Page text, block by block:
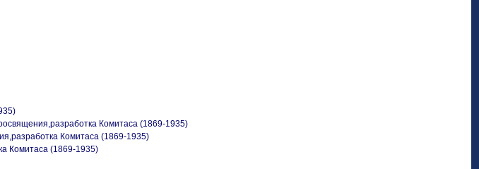
Комитаса (1869-1935)
Комитаса (1869-1935)
Комитаса (1869-1935)